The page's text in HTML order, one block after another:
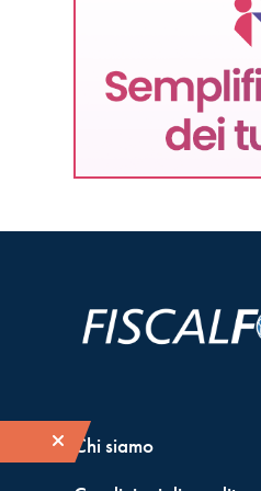
Chi siamo